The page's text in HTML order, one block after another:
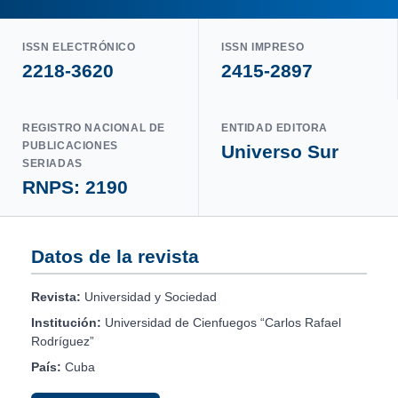
ISSN ELECTRÓNICO
2218-3620
ISSN IMPRESO
2415-2897
REGISTRO NACIONAL DE
PUBLICACIONES
SERIADAS
RNPS: 2190
ENTIDAD EDITORA
Universo Sur
Datos de la revista
Revista: Universidad y Sociedad
Institución: Universidad de Cienfuegos “Carlos Rafael
Rodríguez”
País: Cuba